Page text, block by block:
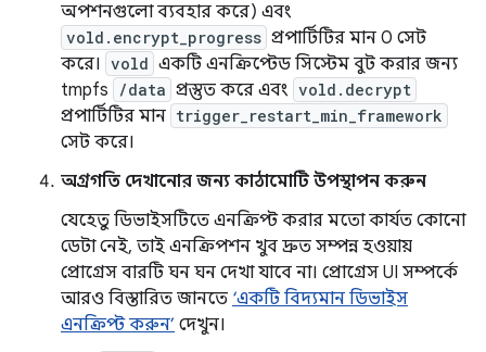
অপশনগুলো ব্যবহার করে) এবং
vold.encrypt_progress প্রপার্টিটির মান 0 সেট
করে। vold একটি এনক্রিপ্টেড সিস্টেম বুট করার জন্য
tmpfs
/data প্রস্তুত করে এবং vold.decrypt
প্রপার্টিটির মান trigger_restart_min_framework
সেট করে।
অগ্রগতি দেখানোর জন্য কাঠামোটি উপস্থাপন করুন
যেহেতু ডিভাইসটিতে এনক্রিপ্ট করার মতো কার্যত কোনো
ডেটা নেই, তাই এনক্রিপশন খুব দ্রুত সম্পন্ন হওয়ায়
প্রোগ্রেস বারটি ঘন ঘন দেখা যাবে না। প্রোগ্রেস UI সম্পর্কে
আরও বিস্তারিত জানতে ‘একটি বিদ্যমান ডিভাইস
এনক্রিপ্ট করুন’ দেখুন।